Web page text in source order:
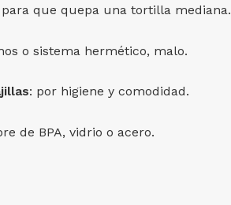
que quepa una tortilla mediana.
o sistema hermético, malo.
: por higiene y comodidad.
de BPA, vidrio o acero.